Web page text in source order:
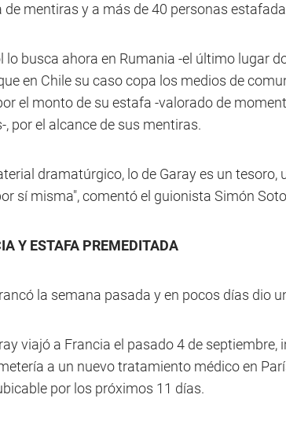
de mentiras y a más de 40 personas
lo busca ahora en Rumania -el último lugar
en Chile su caso copa los medios de
el monto de su estafa -valorado de
, por el alcance de sus mentiras.
dramatúrgico, lo de Garay es un tesoro,
sí misma", comentó el guionista Simón
Y ESTAFA PREMEDITADA
la semana pasada y en pocos días dio
viajó a Francia el pasado 4 de
a un nuevo tratamiento médico en
por los próximos 11 días.